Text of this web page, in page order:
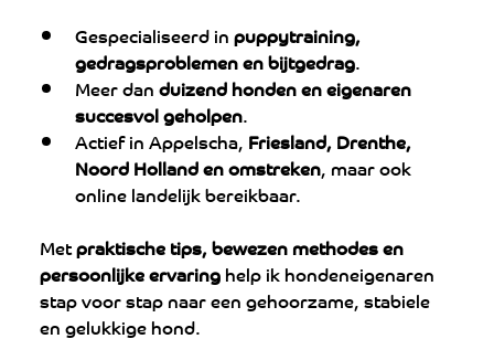
Gespecialiseerd in puppytraining,
gedragsproblemen en bijtgedrag.
Meer dan duizend honden en eigenaren
succesvol geholpen.
Actief in Appelscha, Friesland, Drenthe,
Noord Holland en omstreken, maar ook
online landelijk bereikbaar.
Met praktische tips, bewezen methodes en
persoonlijke ervaring help ik hondeneigenaren
stap voor stap naar een gehoorzame, stabiele
en gelukkige hond.